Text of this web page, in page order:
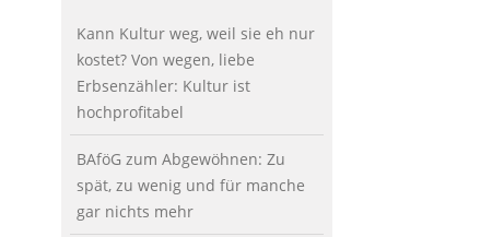
Kann Kultur weg, weil sie eh nur
kostet? Von wegen, liebe
Erbsenzähler: Kultur ist
hochprofitabel
BAföG zum Abgewöhnen: Zu
spät, zu wenig und für manche
gar nichts mehr